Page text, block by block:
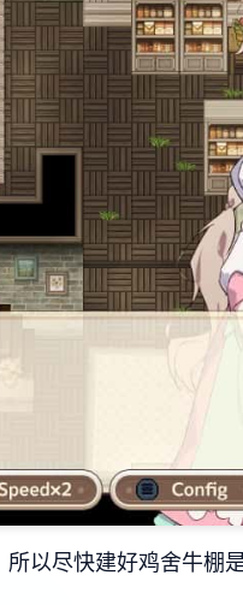
以尽快建好鸡舍牛棚是